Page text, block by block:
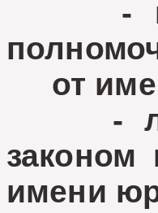
-
от
-
законом
имени